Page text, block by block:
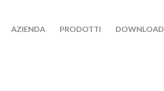
AZIENDA PRODOTTI DOWNLOAD